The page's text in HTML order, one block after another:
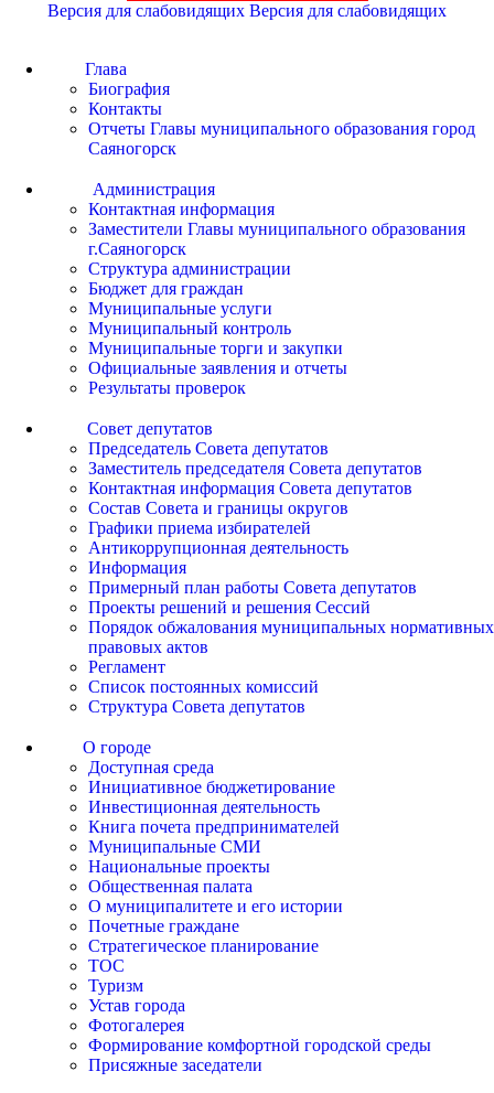
Версия для слабовидящих Версия для слабовидящих
Глава
Биография
Контакты
Отчеты Главы муниципального образования город
Саяногорск
Администрация
Контактная информация
Заместители Главы муниципального образования
г.Саяногорск
Структура администрации
Бюджет для граждан
Муниципальные услуги
Муниципальный контроль
Муниципальные торги и закупки
Официальные заявления и отчеты
Результаты проверок
Совет депутатов
Председатель Совета депутатов
Заместитель председателя Совета депутатов
Контактная информация Совета депутатов
Состав Совета и границы округов
Графики приема избирателей
Антикоррупционная деятельность
Информация
Примерный план работы Совета депутатов
Проекты решений и решения Сессий
Порядок обжалования муниципальных нормативных
правовых актов
Регламент
Список постоянных комиссий
Структура Совета депутатов
О городе
Доступная среда
Инициативное бюджетирование
Инвестиционная деятельность
Книга почета предпринимателей
Муниципальные СМИ
Национальные проекты
Общественная палата
О муниципалитете и его истории
Почетные граждане
Стратегическое планирование
ТОС
Туризм
Устав города
Фотогалерея
Формирование комфортной городской среды
Присяжные заседатели